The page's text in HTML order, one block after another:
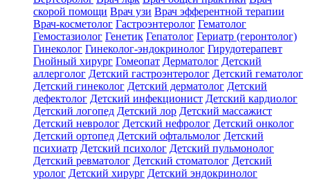
скорой помощи Врач узи Врач эфферентной терапии
Врач-косметолог Гастроэнтеролог Гематолог
Гемостазиолог Генетик Гепатолог Гериатр (геронтолог)
Гинеколог Гинеколог-эндокринолог Гирудотерапевт
Гнойный хирург Гомеопат Дерматолог Детский
аллерголог Детский гастроэнтеролог Детский гематолог
Детский гинеколог Детский дерматолог Детский
дефектолог Детский инфекционист Детский кардиолог
Детский логопед Детский лор Детский массажист
Детский невролог Детский нефролог Детский онколог
Детский ортопед Детский офтальмолог Детский
психиатр Детский психолог Детский пульмонолог
Детский ревматолог Детский стоматолог Детский
уролог Детский хирург Детский эндокринолог